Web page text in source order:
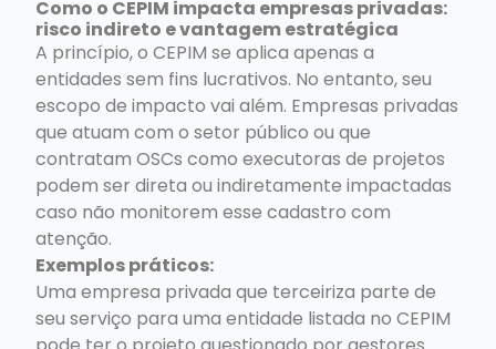
Como o CEPIM impacta empresas privadas:
risco indireto e vantagem estratégica
A princípio, o CEPIM se aplica apenas a
entidades sem fins lucrativos. No entanto, seu
escopo de impacto vai além. Empresas privadas
que atuam com o setor público ou que
contratam OSCs como executoras de projetos
podem ser direta ou indiretamente impactadas
caso não monitorem esse cadastro com
atenção.
Exemplos práticos:
Uma empresa privada que terceiriza parte de
seu serviço para uma entidade listada no CEPIM